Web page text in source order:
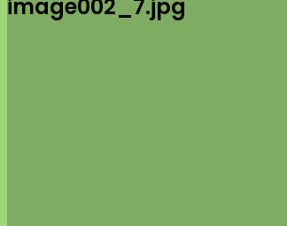
image002_7.jpg